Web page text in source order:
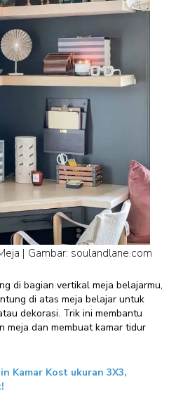
| Gambar: soulandlane.com
di bagian vertikal meja belajarmu,
di atas meja belajar untuk
dekorasi. Trik ini membantu
meja dan membuat kamar tidur
Kamar Kost ukuran 3X3,